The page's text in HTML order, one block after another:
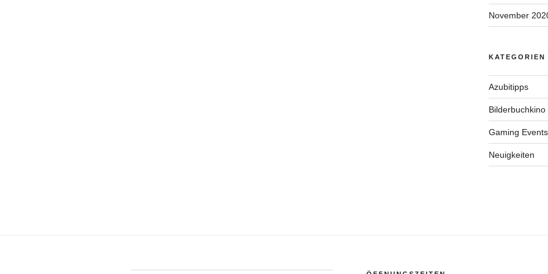
November
KATEGORIEN
Azubitipps
Bilderbuchkino
Gaming Events
Neuigkeiten